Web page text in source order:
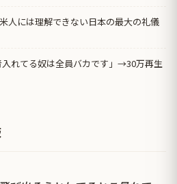
人には理解できない日本の最大の礼儀
れてる奴は全員バカです」→30万再生